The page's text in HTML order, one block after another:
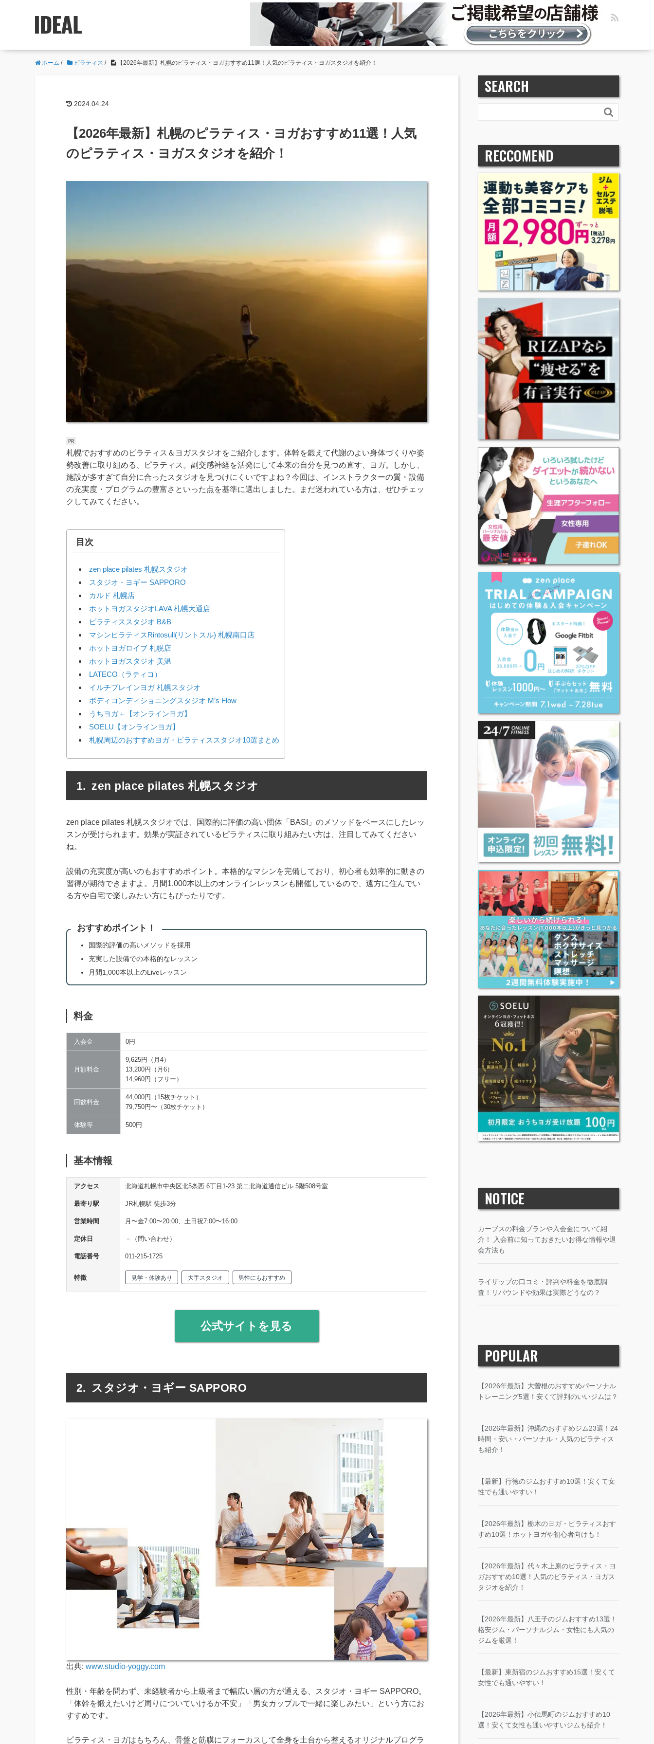
ホーム / ピラティス / 【2026年最新】札幌のピラティス・ヨガおすすめ11選！人気のピラティス・ヨガスタジオを紹介！
2024.04.24
【2026年最新】札幌のピラティス・ヨガおすすめ11選！人気
のピラティス・ヨガスタジオを紹介！
札幌でおすすめのピラティス＆ヨガスタジオをご紹介します。体幹を鍛えて代謝のよい身体づくりや姿
勢改善に取り組める、ピラティス。副交感神経を活発にして本来の自分を見つめ直す、ヨガ。しかし、
施設が多すぎて自分に合ったスタジオを見つけにくいですよね？今回は、インストラクターの質・設備
の充実度・プログラムの豊富さといった点を基準に選出しました。まだ迷われている方は、ぜひチェッ
クしてみてください。
目次
zen place pilates 札幌スタジオ
スタジオ・ヨギー SAPPORO
カルド 札幌店
ホットヨガスタジオLAVA 札幌大通店
ピラティススタジオ B&B
マシンピラティスRintosull(リントスル) 札幌南口店
ホットヨガロイブ 札幌店
ホットヨガスタジオ 美温
LATECO（ラティコ）
イルチブレインヨガ 札幌スタジオ
ボディコンディショニングスタジオ M’s Flow
うちヨガ＋【オンラインヨガ】
SOELU【オンラインヨガ】
札幌周辺のおすすめヨガ・ピラティススタジオ10選まとめ
zen place pilates 札幌スタジオ
zen place pilates 札幌スタジオでは、国際的に評価の高い団体「BASI」のメソッドをベースにしたレッ
スンが受けられます。効果が実証されているピラティスに取り組みたい方は、注目してみてください
ね。
設備の充実度が高いのもおすすめポイント。本格的なマシンを完備しており、初心者も効率的に動きの
習得が期待できますよ。月間1,000本以上のオンラインレッスンも開催しているので、遠方に住んでい
る方や自宅で楽しみたい方にもぴったりです。
おすすめポイント！
国際的評価の高いメソッドを採用
充実した設備での本格的なレッスン
月間1,000本以上のLiveレッスン
料金
入会金 0円
月額料金
9,625円（月4）
13,200円（月6）
14,960円（フリー）
回数料金
44,000円（15枚チケット）
79,750円〜（30枚チケット）
体験等 500円
基本情報
アクセス 北海道札幌市中央区北5条西 6丁目1-23 第二北海道通信ビル 5階508号室
最寄り駅 JR札幌駅 徒歩3分
営業時間 月〜金7:00〜20:00、土日祝7:00〜16:00
定休日 －（問い合わせ）
電話番号 011-215-1725
特徴 見学・体験あり 大手スタジオ 男性にもおすすめ
公式サイトを見る
スタジオ・ヨギー SAPPORO
出典: www.studio-yoggy.com
性別・年齢を問わず、未経験者から上級者まで幅広い層の方が通える、スタジオ・ヨギー SAPPORO。
「体幹を鍛えたいけど周りについていけるか不安」「男女カップルで一緒に楽しみたい」という方にお
すすめです。
ピラティス・ヨガはもちろん、骨盤と筋膜にフォーカスして全身を土台から整えるオリジナルプログラ
SEARCH

RECCOMEND
NOTICE
カーブスの料金プランや入会金について紹
介！ 入会前に知っておきたいお得な情報や退
会方法も
ライザップの口コミ・評判や料金を徹底調
査！リバウンドや効果は実際どうなの？
POPULAR
【2026年最新】大曽根のおすすめパーソナル
トレーニング5選！安くて評判のいいジムは？
【2026年最新】沖縄のおすすめジム23選！24
時間・安い・パーソナル・人気のピラティス
も紹介！
【最新】行徳のジムおすすめ10選！安くて女
性でも通いやすい！
【2026年最新】栃木のヨガ・ピラティスおす
すめ10選！ホットヨガや初心者向けも！
【2026年最新】代々木上原のピラティス・ヨ
ガおすすめ10選！人気のピラティス・ヨガス
タジオを紹介！
【2026年最新】八王子のジムおすすめ13選！
格安ジム・パーソナルジム・女性にも人気の
ジムを厳選！
【最新】東新宿のジムおすすめ15選！安くて
女性でも通いやすい！
【2026年最新】小伝馬町のジムおすすめ10
選！安くて女性も通いやすいジムも紹介！